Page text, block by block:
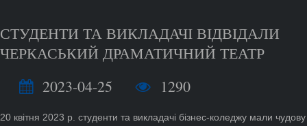
СТУДЕНТИ ТА ВИКЛАДАЧІ ВІДВІДАЛИ
ЧЕРКАСЬКИЙ ДРАМАТИЧНИЙ ТЕАТР
2023-04-25
1290
20 квітня 2023 р. студенти та викладачі бізнес-коледжу мали чудову